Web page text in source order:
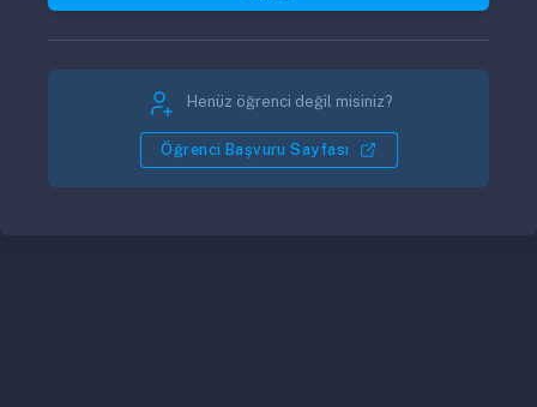
Henüz öğrenci değil misiniz?
Öğrenci Başvuru Sayfası